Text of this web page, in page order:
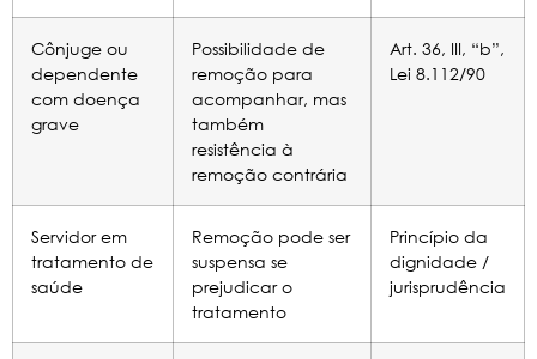
Cônjuge ou
dependente
com doença
grave
Possibilidade de
remoção para
acompanhar, mas
também
resistência à
remoção contrária
Art. 36, III, “b”,
Lei 8.112/90
Servidor em
tratamento de
saúde
Remoção pode ser
suspensa se
prejudicar o
tratamento
Princípio da
dignidade /
jurisprudência